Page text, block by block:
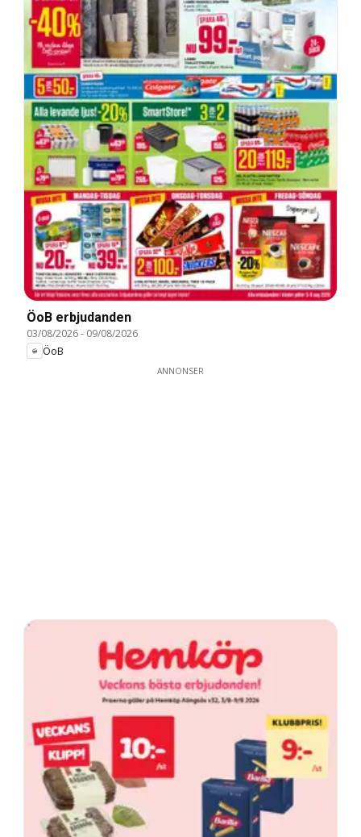
ÖoB erbjudanden
03/08/2026- 09/08/2026
ÖoB
ANNONSER